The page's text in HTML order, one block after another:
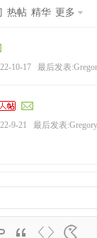
热帖 精华 更多
10-17 最后发表
9-21 最后发表